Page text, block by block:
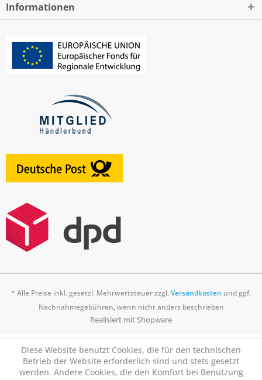
Informationen
* Alle Preise inkl. gesetzl. Mehrwertsteuer zzgl.Versandkosten und ggf.
Nachnahmegebühren, wenn nicht anders beschrieben
Realisiert mit Shopware
Diese Website benutzt Cookies, die für den technischen
Betrieb der Website erforderlich sind und stets gesetzt
werden. Andere Cookies, die den Komfort bei Benutzung